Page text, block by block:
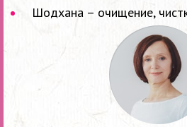
Шодхана – очищение,